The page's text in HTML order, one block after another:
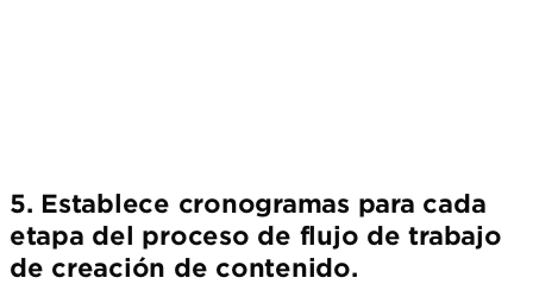
5. Establece cronogramas para cada
etapa del proceso de flujo de trabajo
de creación de contenido.